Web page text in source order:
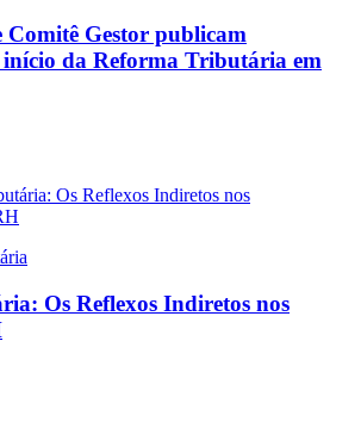
Comitê Gestor publicam
início da Reforma Tributária em
Os Reflexos Indiretos nos